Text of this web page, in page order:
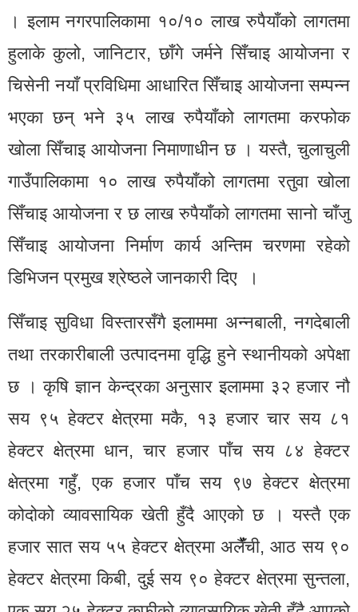
। इलाम नगरपालिकामा १०/१० लाख रुपैयाँको लागतमा
हुलाके कुलो, जानिटार, छाँगे जर्मने सिँचाइ आयोजना र
चिसेनी नयाँ प्रविधिमा आधारित सिँचाइ आयोजना सम्पन्न
भएका छन् भने ३५ लाख रुपैयाँको लागतमा करफोक
खोला सिँचाइ आयोजना निमाणाधीन छ । यस्तै, चुलाचुली
गाउँपालिकामा १० लाख रुपैयाँको लागतमा रतुवा खोला
सिँचाइ आयोजना र छ लाख रुपैयाँको लागतमा सानो चाँजु
सिँचाइ आयोजना निर्माण कार्य अन्तिम चरणमा रहेको
डिभिजन प्रमुख श्रेष्ठले जानकारी दिए ।
सिँचाइ सुविधा विस्तारसँगै इलाममा अन्नबाली, नगदेबाली
तथा तरकारीबाली उत्पादनमा वृद्धि हुने स्थानीयको अपेक्षा
छ । कृषि ज्ञान केन्द्रका अनुसार इलाममा ३२ हजार नौ
सय ९५ हेक्टर क्षेत्रमा मकै, १३ हजार चार सय ८१
हेक्टर क्षेत्रमा धान, चार हजार पाँच सय ८४ हेक्टर
क्षेत्रमा गहुँ, एक हजार पाँच सय ९७ हेक्टर क्षेत्रमा
कोदोको व्यावसायिक खेती हुँदै आएको छ । यस्तै एक
हजार सात सय ५५ हेक्टर क्षेत्रमा अलैंँची, आठ सय ९०
हेक्टर क्षेत्रमा किबी, दुई सय ९० हेक्टर क्षेत्रमा सुन्तला,